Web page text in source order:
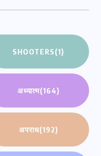
SHOOTERS(1)
अध्यात्म(164)
अपराध(192)